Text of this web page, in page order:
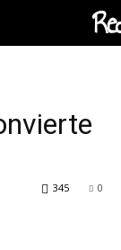
0
345